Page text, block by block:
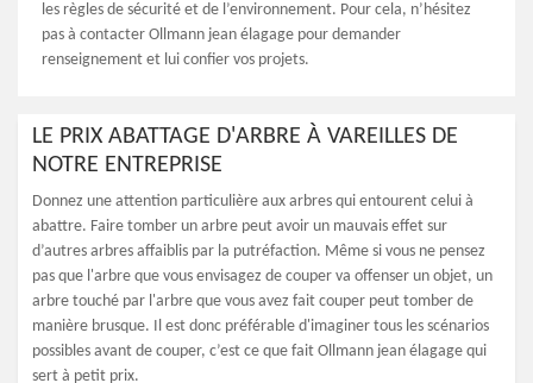
les règles de sécurité et de l’environnement. Pour cela, n’hésitez
pas à contacter Ollmann jean élagage pour demander
renseignement et lui confier vos projets.
LE PRIX ABATTAGE D'ARBRE À VAREILLES DE
NOTRE ENTREPRISE
Donnez une attention particulière aux arbres qui entourent celui à
abattre. Faire tomber un arbre peut avoir un mauvais effet sur
d’autres arbres affaiblis par la putréfaction. Même si vous ne pensez
pas que l'arbre que vous envisagez de couper va offenser un objet, un
arbre touché par l'arbre que vous avez fait couper peut tomber de
manière brusque. Il est donc préférable d'imaginer tous les scénarios
possibles avant de couper, c’est ce que fait Ollmann jean élagage qui
sert à petit prix.